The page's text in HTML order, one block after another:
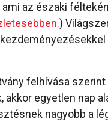
az északi
)
felhívása
egyetlen nap
nagyobb a